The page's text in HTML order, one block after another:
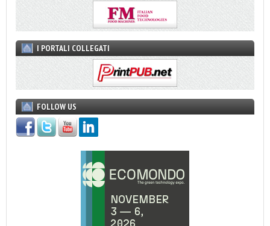
I PORTALI COLLEGATI
FOLLOW US